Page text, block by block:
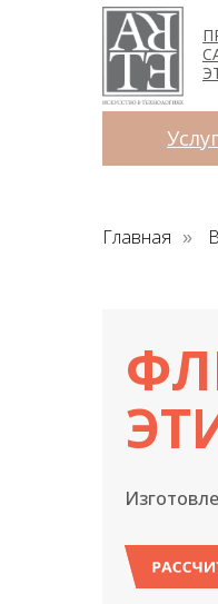
Услуги
Главная »